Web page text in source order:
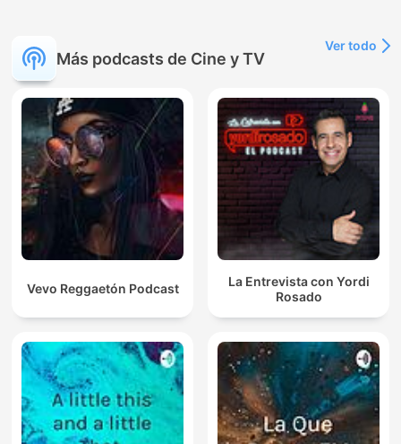
Más podcasts de Cine y TV
Ver todo
Vevo Reggaetón Podcast
La Entrevista con Yordi
Rosado